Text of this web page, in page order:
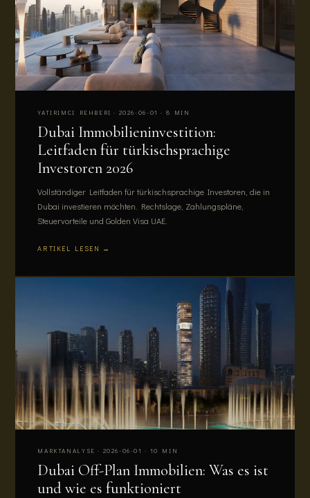
YATIRIMCI REHBERI · 2026-06-01 · 8 MIN
Dubai Immobilieninvestition:
Leitfaden für türkischsprachige
Investoren 2026
Vollständiger Leitfaden für türkischsprachige Investoren, die in
Dubai investieren möchten. Rechtslage, Zahlungspläne,
Steuervorteile und Golden Visa UAE.
ARTIKEL LESEN →
MARKTANALYSE · 2026-06-01 · 10 MIN
Dubai Off-Plan Immobilien: Was es ist
und wie es funktioniert